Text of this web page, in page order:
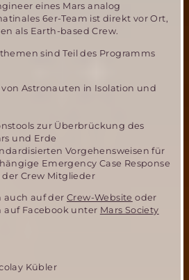
eines Mars analog
6er-Team ist direkt vor Ort,
als Earth-based Crew.
sind Teil des Programms
Astronauten in Isolation und
zur Überbrückung des
und Erde
Vorgehensweisen für
Emergency Case Response
Crew Mitglieder
auch auf der Crew-Website oder
auf Facebook unter Mars Society
Kübler